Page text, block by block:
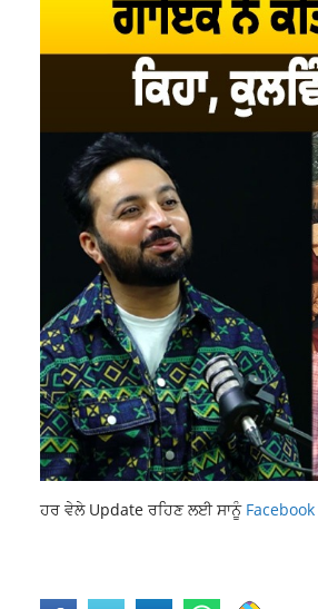
ਹਰ ਵੇਲੇ Update ਰਹਿਣ ਲਈ ਸਾਨੂੰ Facebook